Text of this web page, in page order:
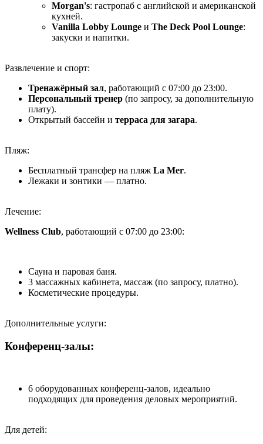
Morgan's: гастропаб с английской и американской
кухней.
Vanilla Lobby Lounge и The Deck Pool Lounge:
закуски и напитки.
Развлечение и спорт:
Тренажёрный зал, работающий с 07:00 до 23:00.
Персональный тренер (по запросу, за дополнительную
плату).
Открытый бассейн и терраса для загара.
Пляж:
Бесплатный трансфер на пляж La Mer.
Лежаки и зонтики — платно.
Лечение:
Wellness Club, работающий с 07:00 до 23:00:
Сауна и паровая баня.
3 массажных кабинета, массаж (по запросу, платно).
Косметические процедуры.
Дополнительные услуги:
Конференц-залы:
6 оборудованных конференц-залов, идеально
подходящих для проведения деловых мероприятий.
Для детей: